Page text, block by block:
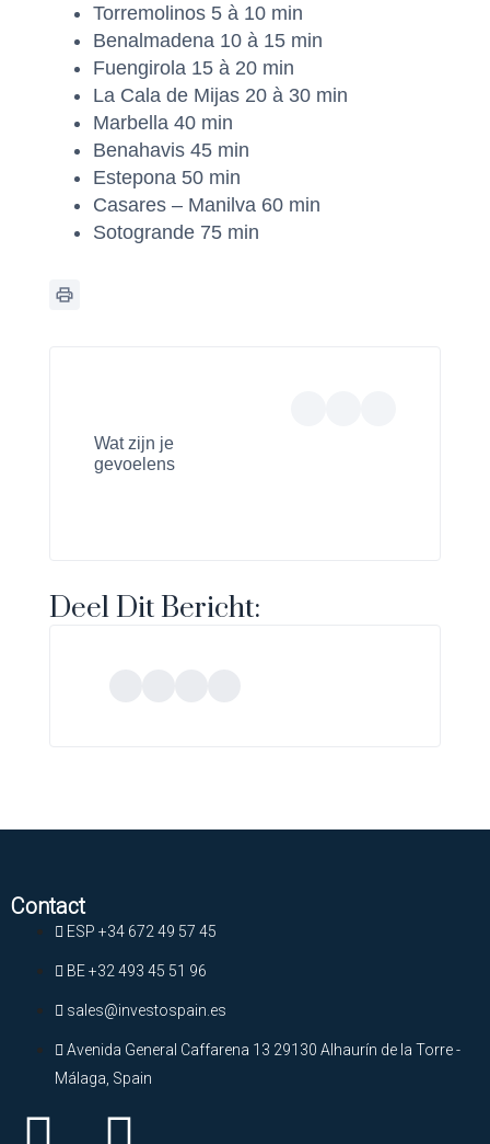
Torremolinos 5 à 10 min
Benalmadena 10 à 15 min
Fuengirola 15 à 20 min
La Cala de Mijas 20 à 30 min
Marbella 40 min
Benahavis 45 min
Estepona 50 min
Casares – Manilva 60 min
Sotogrande 75 min
Wat zijn je
gevoelens
Deel Dit Bericht:
Contact
ESP +34 672 49 57 45
BE +32 493 45 51 96
sales@investospain.es
Avenida General Caffarena 13 29130 Alhaurín de la Torre -
Málaga, Spain